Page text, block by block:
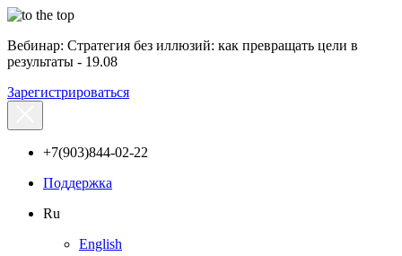
Вебинар: Стратегия без иллюзий: как превращать цели в
результаты - 19.08
Зарегистрироваться
+7(903)844-02-22
Поддержка
Ru
English